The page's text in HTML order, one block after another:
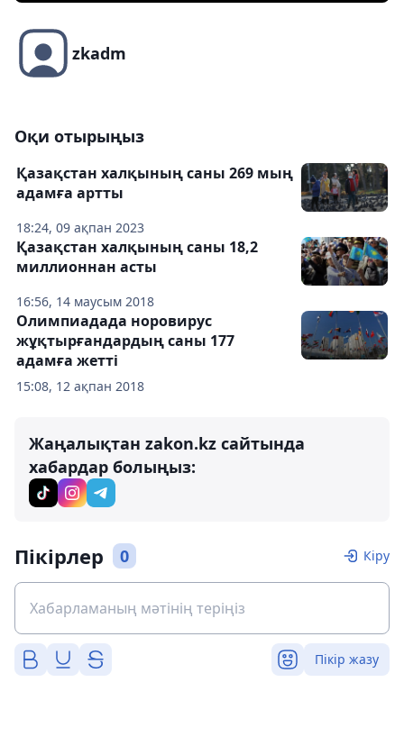
zkadm
Оқи отырыңыз
18:24, 09 ақпан 2023
Қазақстан халқының саны 269 мың
адамға артты
16:56, 14 маусым 2018
Қазақстан халқының саны 18,2
миллионнан асты
15:08, 12 ақпан 2018
Олимпиадада норовирус
жұқтырғандардың саны 177
адамға жетті
Жаңалықтан zakon.kz сайтында
хабардар болыңыз:
Пікірлер 0 Кіру
Пікір жазу